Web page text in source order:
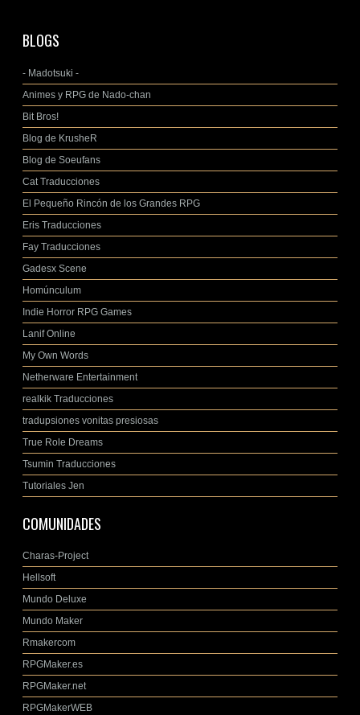
BLOGS
- Madotsuki -
Animes y RPG de Nado-chan
Bit Bros!
Blog de KrusheR
Blog de Soeufans
Cat Traducciones
El Pequeño Rincón de los Grandes RPG
Eris Traducciones
Fay Traducciones
Gadesx Scene
Homúnculum
Indie Horror RPG Games
Lanif Online
My Own Words
Netherware Entertainment
realkik Traducciones
tradupsiones vonitas presiosas
True Role Dreams
Tsumin Traducciones
Tutoriales Jen
COMUNIDADES
Charas-Project
Hellsoft
Mundo Deluxe
Mundo Maker
Rmakercom
RPGMaker.es
RPGMaker.net
RPGMakerWEB